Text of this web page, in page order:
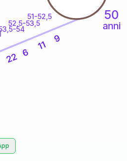
50
anni
51-52,5
52,5-53,5
54
9
11
6
22